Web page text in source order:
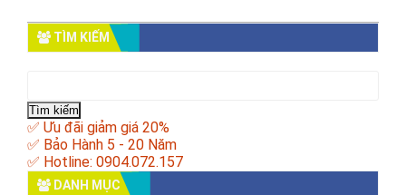
TÌM KIẾM
cho:
✅ Ưu đãi giảm giá 20%
✅ Bảo Hành 5 - 20 Năm
✅ Hotline: 0904.072.157
DANH MỤC